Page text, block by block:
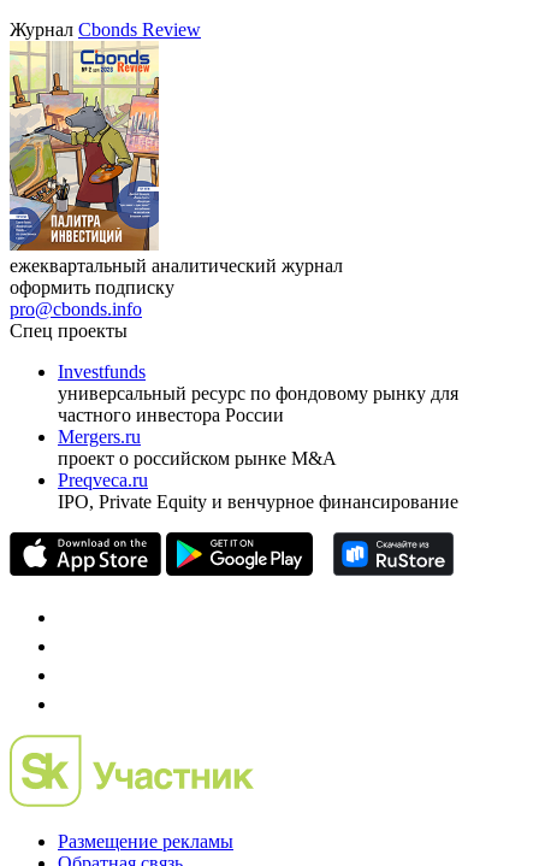
Журнал Cbonds Review
ежеквартальный аналитический журнал
оформить подписку
pro@cbonds.info
Спец проекты
Investfunds
универсальный ресурс по фондовому рынку для
частного инвестора России
Mergers.ru
проект о российском рынке M&A
Preqveca.ru
IPO, Private Equity и венчурное финансирование
Размещение рекламы